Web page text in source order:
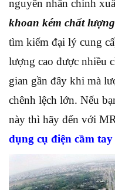
nguyên nhân chính
khoan kém chất
tìm kiếm đại lý cung
lượng cao được nhiều
gian gần đây khi mà
chênh lệch lớn. Nếu
này thì hãy đến với
dụng cụ điện cầm tay